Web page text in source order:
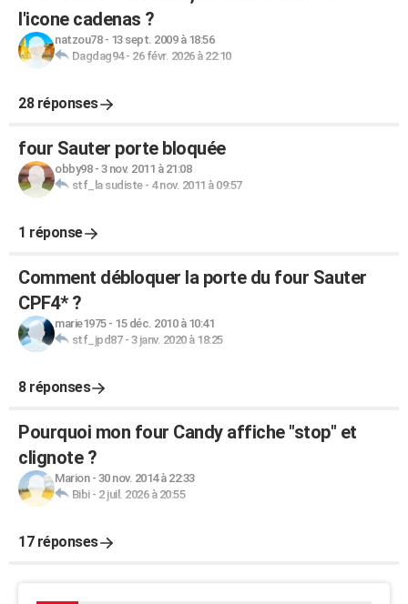
l'icone cadenas ?
natzou78- 13 sept. 2009 à 18:56
Dagdag94- 26 févr. 2026 à 22:10
28 réponses
four Sauter porte bloquée
obby98- 3 nov. 2011 à 21:08
stf_la sudiste- 4 nov. 2011 à 09:57
1 réponse
Comment débloquer la porte du four Sauter
CPF4* ?
marie1975- 15 déc. 2010 à 10:41
stf_jpd87- 3 janv. 2020 à 18:25
8 réponses
Pourquoi mon four Candy affiche "stop" et
clignote ?
Marion- 30 nov. 2014 à 22:33
Bibi- 2 juil. 2026 à 20:55
17 réponses